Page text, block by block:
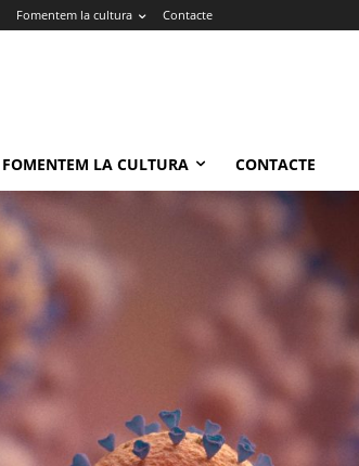
Fomentem la cultura Contacte
FOMENTEM LA CULTURA CONTACTE